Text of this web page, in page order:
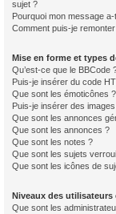
sujet ?
Pourquoi mon message
Comment puis-je
Mise en forme et types
Qu’est-ce que le BBCode
Puis-je insérer du code
Que sont les émoticônes ?
Puis-je insérer des
Que sont les annonces
Que sont les annonces ?
Que sont les notes ?
Que sont les sujets
Que sont les icônes de
Niveaux des utilisateurs
Que sont les